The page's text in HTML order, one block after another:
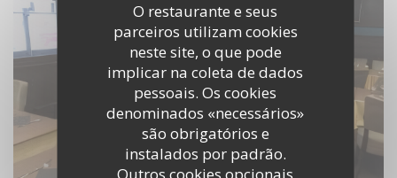
O restaurante e seus
parceiros utilizam cookies
neste site, o que pode
implicar na coleta de dados
pessoais. Os cookies
denominados «necessários»
são obrigatórios e
instalados por padrão.